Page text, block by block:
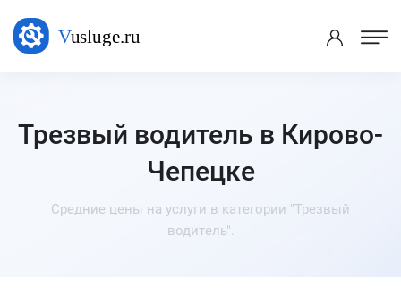
Трезвый водитель в Кирово-
Чепецке
Средние цены на услуги в категории "Трезвый
водитель".